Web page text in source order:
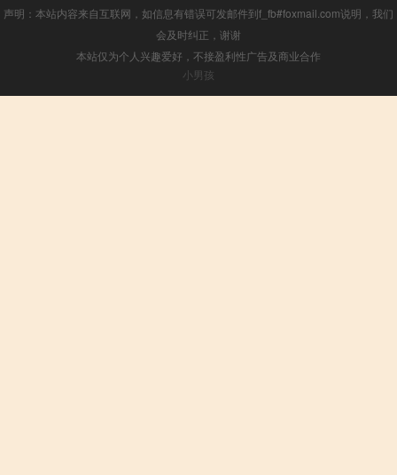
声明：本站内容来自互联网，如信息有错误可发邮件到f_fb#foxmail.com说明，我们
会及时纠正，谢谢
本站仅为个人兴趣爱好，不接盈利性广告及商业合作
小男孩